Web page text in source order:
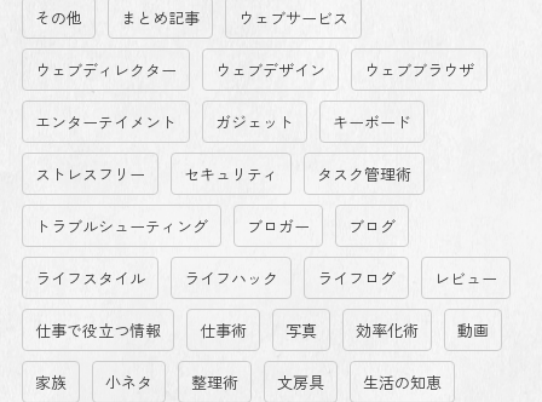
その他 まとめ記事 ウェブサービス
ウェブディレクター ウェブデザイン ウェブブラウザ
エンターテイメント ガジェット キーボード
ストレスフリー セキュリティ タスク管理術
トラブルシューティング ブロガー ブログ
ライフスタイル ライフハック ライフログ レビュー
仕事で役立つ情報 仕事術 写真 効率化術 動画
家族 小ネタ 整理術 文房具 生活の知恵